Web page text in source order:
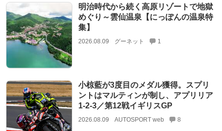
明治時代から続く高原リゾートで地獄
めぐり～雲仙温泉【にっぽんの温泉特
集】
2026.08.09 グーネット 1
小椋藍が3度目のメダル獲得。スプリ
ントはマルティンが制し、アプリリア
1-2-3／第12戦イギリスGP
2026.08.09 AUTOSPORT web 8